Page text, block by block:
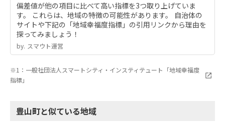
偏差値が他の項目に比べて高い指標を3つ取り上げていま
す。 これらは、地域の特徴の可能性があります。 自治体の
サイトや下記の「地域幸福度指標」の引用リンクから理由を
探ってみましょう！
by.︎ スマウト運営
※1：一般社団法人スマートシティ・インスティテュート「地域幸福度
指標」
豊山町と似ている地域